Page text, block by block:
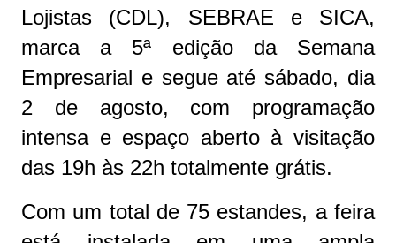
Lojistas (CDL), SEBRAE e SICA,
marca a 5ª edição da Semana
Empresarial e segue até sábado, dia
2 de agosto, com programação
intensa e espaço aberto à visitação
das 19h às 22h totalmente grátis.
Com um total de 75 estandes, a feira